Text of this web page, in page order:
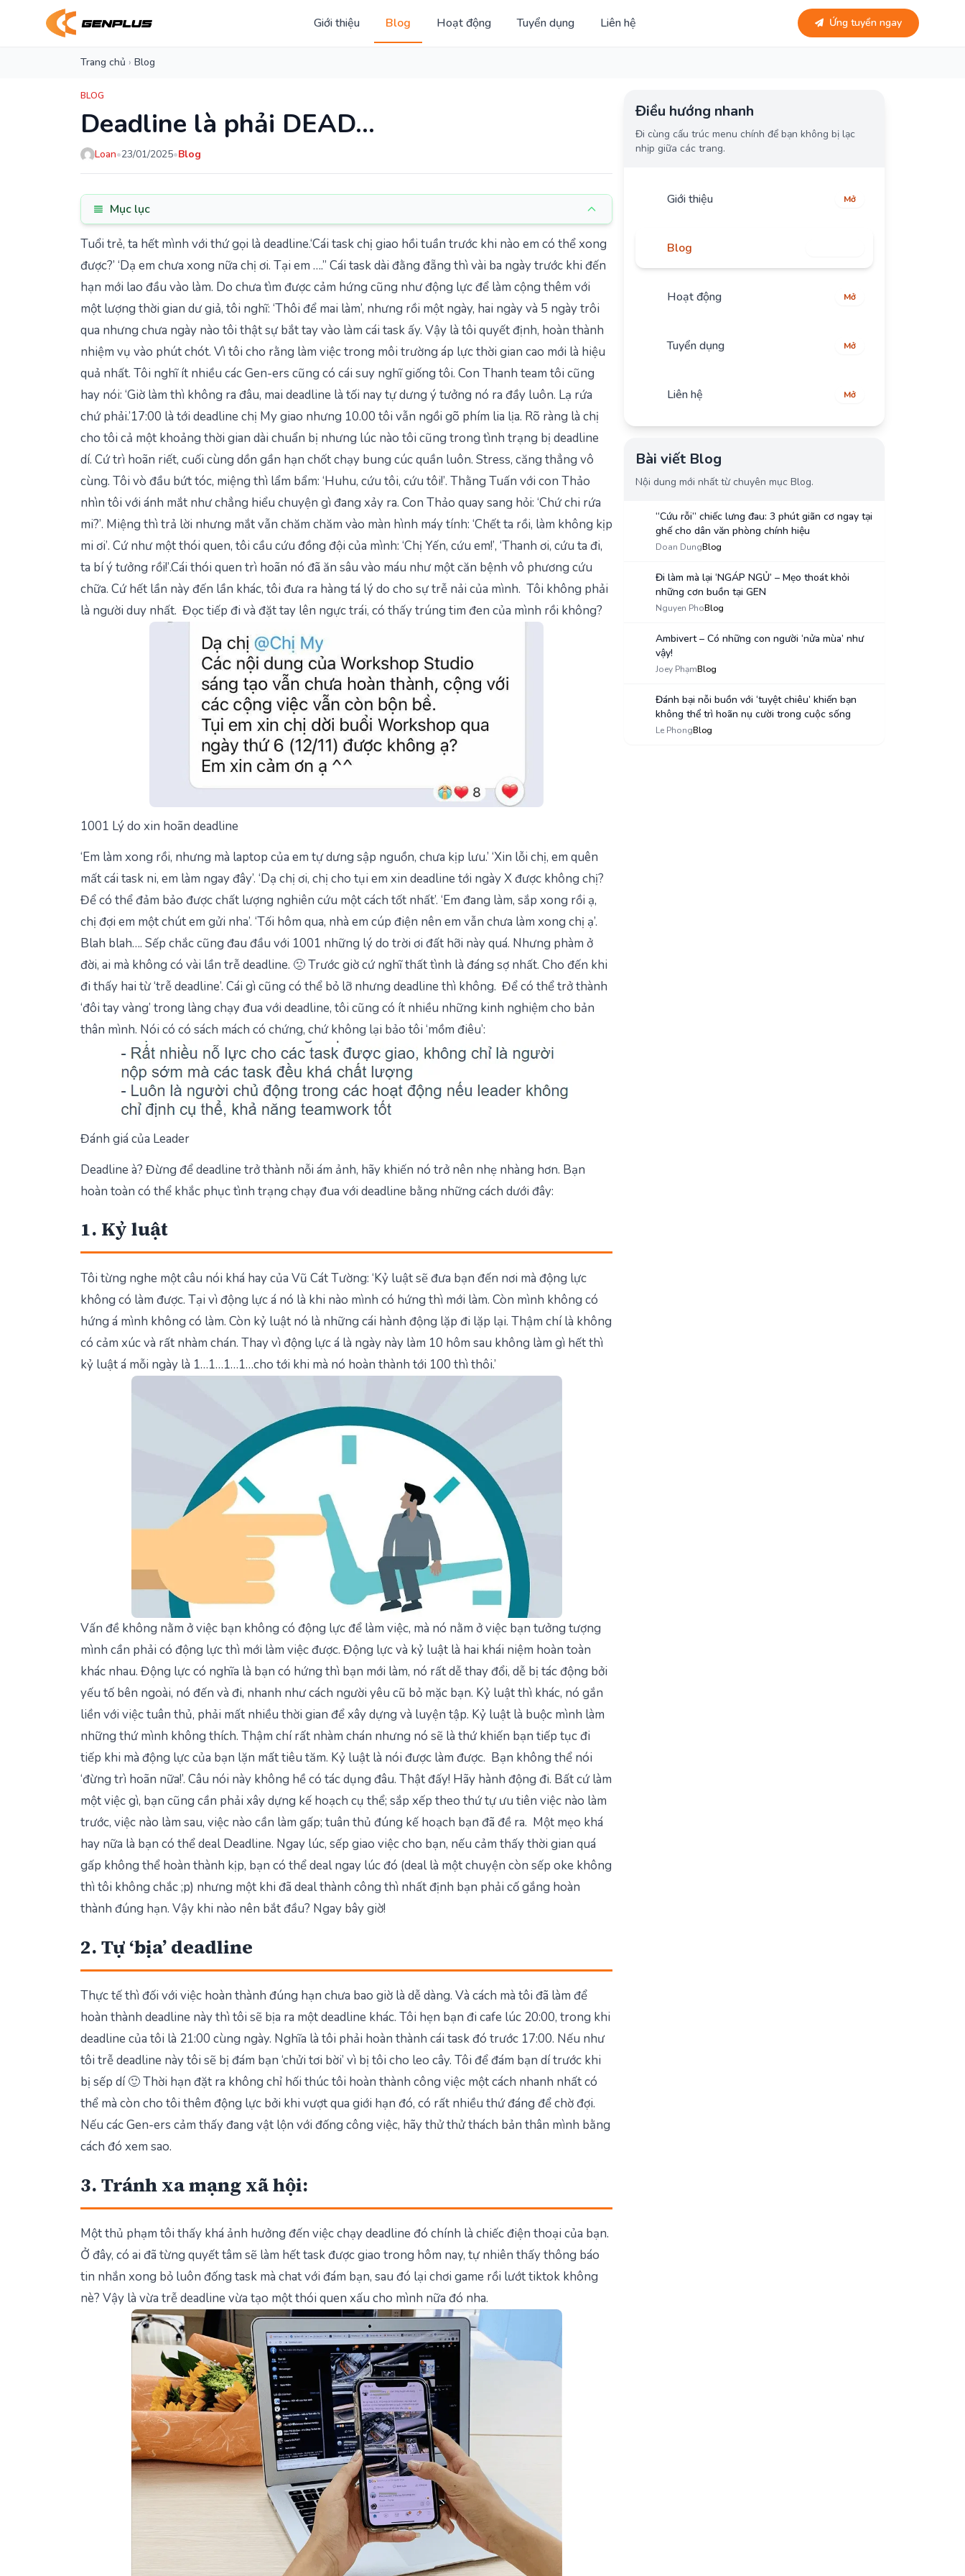
Giới thiệu Blog Hoạt động Tuyển dụng Liên hệ Ứng tuyển ngay
Trang chủ › Blog
BLOG
Deadline là phải DEAD…
Loan•23/01/2025•Blog
Mục lục
Tuổi trẻ, ta hết mình với thứ gọi là deadline.‘Cái task chị giao hồi tuần trước khi nào em có thể xong
được?’ ‘Dạ em chưa xong nữa chị ơi. Tại em ….” Cái task dài đằng đẵng thì vài ba ngày trước khi đến
hạn mới lao đầu vào làm. Do chưa tìm được cảm hứng cũng như động lực để làm cộng thêm với
một lượng thời gian dư giả, tôi nghĩ: ‘Thôi để mai làm’, nhưng rồi một ngày, hai ngày và 5 ngày trôi
qua nhưng chưa ngày nào tôi thật sự bắt tay vào làm cái task ấy. Vậy là tôi quyết định, hoàn thành
nhiệm vụ vào phút chót. Vì tôi cho rằng làm việc trong môi trường áp lực thời gian cao mới là hiệu
quả nhất. Tôi nghĩ ít nhiều các Gen-ers cũng có cái suy nghĩ giống tôi. Con Thanh team tôi cũng
hay nói: ‘Giờ làm thì không ra đâu, mai deadline là tối nay tự dưng ý tưởng nó ra đầy luôn. Lạ rứa
chứ phải.’17:00 là tới deadline chị My giao nhưng 10.00 tôi vẫn ngồi gõ phím lia lịa. Rõ ràng là chị
cho tôi cả một khoảng thời gian dài chuẩn bị nhưng lúc nào tôi cũng trong tình trạng bị deadline
dí. Cứ trì hoãn riết, cuối cùng dồn gần hạn chốt chạy bung cúc quần luôn. Stress, căng thẳng vô
cùng. Tôi vò đầu bứt tóc, miệng thì lẩm bẩm: ‘Huhu, cứu tôi, cứu tôi!’. Thằng Tuấn với con Thảo
nhìn tôi với ánh mắt như chẳng hiểu chuyện gì đang xảy ra. Con Thảo quay sang hỏi: ‘Chứ chi rứa
mi?’. Miệng thì trả lời nhưng mắt vẫn chăm chăm vào màn hình máy tính: ‘Chết ta rồi, làm không kịp
mi ơi’. Cứ như một thói quen, tôi cầu cứu đồng đội của mình: ‘Chị Yến, cứu em!’, ‘Thanh ơi, cứu ta đi,
ta bí ý tưởng rồi!’.Cái thói quen trì hoãn nó đã ăn sâu vào máu như một căn bệnh vô phương cứu
chữa. Cứ hết lần này đến lần khác, tôi đưa ra hàng tá lý do cho sự trễ nải của mình. Tôi không phải
là người duy nhất. Đọc tiếp đi và đặt tay lên ngực trái, có thấy trúng tim đen của mình rồi không?
1001 Lý do xin hoãn deadline
‘Em làm xong rồi, nhưng mà laptop của em tự dưng sập nguồn, chưa kịp lưu.’ ‘Xin lỗi chị, em quên
mất cái task ni, em làm ngay đây’. ‘Dạ chị ơi, chị cho tụi em xin deadline tới ngày X được không chị?
Để có thể đảm bảo được chất lượng nghiên cứu một cách tốt nhất’. ‘Em đang làm, sắp xong rồi ạ,
chị đợi em một chút em gửi nha’. ‘Tối hôm qua, nhà em cúp điện nên em vẫn chưa làm xong chị ạ’.
Blah blah…. Sếp chắc cũng đau đầu với 1001 những lý do trời ơi đất hỡi này quá. Nhưng phàm ở
đời, ai mà không có vài lần trễ deadline. 🙁 Trước giờ cứ nghĩ thất tình là đáng sợ nhất. Cho đến khi
đi thấy hai từ ‘trễ deadline’. Cái gì cũng có thể bỏ lỡ nhưng deadline thì không. Để có thể trở thành
‘đôi tay vàng’ trong làng chạy đua với deadline, tôi cũng có ít nhiều những kinh nghiệm cho bản
thân mình. Nói có có sách mách có chứng, chứ không lại bảo tôi ‘mồm điêu’:
Đánh giá của Leader
Deadline à? Đừng để deadline trở thành nỗi ám ảnh, hãy khiến nó trở nên nhẹ nhàng hơn. Bạn
hoàn toàn có thể khắc phục tình trạng chạy đua với deadline bằng những cách dưới đây:
1. Kỷ luật
Tôi từng nghe một câu nói khá hay của Vũ Cát Tường: ‘Kỷ luật sẽ đưa bạn đến nơi mà động lực
không có làm được. Tại vì động lực á nó là khi nào mình có hứng thì mới làm. Còn mình không có
hứng á mình không có làm. Còn kỷ luật nó là những cái hành động lặp đi lặp lại. Thậm chí là không
có cảm xúc và rất nhàm chán. Thay vì động lực á là ngày này làm 10 hôm sau không làm gì hết thì
kỷ luật á mỗi ngày là 1…1…1…1…cho tới khi mà nó hoàn thành tới 100 thì thôi.’
Vấn đề không nằm ở việc bạn không có động lực để làm việc, mà nó nằm ở việc bạn tưởng tượng
mình cần phải có động lực thì mới làm việc được. Động lực và kỷ luật là hai khái niệm hoàn toàn
khác nhau. Động lực có nghĩa là bạn có hứng thì bạn mới làm, nó rất dễ thay đổi, dễ bị tác động bởi
yếu tố bên ngoài, nó đến và đi, nhanh như cách người yêu cũ bỏ mặc bạn. Kỷ luật thì khác, nó gắn
liền với việc tuân thủ, phải mất nhiều thời gian để xây dựng và luyện tập. Kỷ luật là buộc mình làm
những thứ mình không thích. Thậm chí rất nhàm chán nhưng nó sẽ là thứ khiến bạn tiếp tục đi
tiếp khi mà động lực của bạn lặn mất tiêu tăm. Kỷ luật là nói được làm được. Bạn không thể nói
‘đừng trì hoãn nữa!’. Câu nói này không hề có tác dụng đâu. Thật đấy! Hãy hành động đi. Bất cứ làm
một việc gì, bạn cũng cần phải xây dựng kế hoạch cụ thể; sắp xếp theo thứ tự ưu tiên việc nào làm
trước, việc nào làm sau, việc nào cần làm gấp; tuân thủ đúng kế hoạch bạn đã đề ra. Một mẹo khá
hay nữa là bạn có thể deal Deadline. Ngay lúc, sếp giao việc cho bạn, nếu cảm thấy thời gian quá
gấp không thể hoàn thành kịp, bạn có thể deal ngay lúc đó (deal là một chuyện còn sếp oke không
thì tôi không chắc ;p) nhưng một khi đã deal thành công thì nhất định bạn phải cố gắng hoàn
thành đúng hạn. Vậy khi nào nên bắt đầu? Ngay bây giờ!
2. Tự ‘bịa’ deadline
Thực tế thì đối với việc hoàn thành đúng hạn chưa bao giờ là dễ dàng. Và cách mà tôi đã làm để
hoàn thành deadline này thì tôi sẽ bịa ra một deadline khác. Tôi hẹn bạn đi cafe lúc 20:00, trong khi
deadline của tôi là 21:00 cùng ngày. Nghĩa là tôi phải hoàn thành cái task đó trước 17:00. Nếu như
tôi trễ deadline này tôi sẽ bị đám bạn ‘chửi tơi bời’ vì bị tôi cho leo cây. Tôi để đám bạn dí trước khi
bị sếp dí 🙂 Thời hạn đặt ra không chỉ hối thúc tôi hoàn thành công việc một cách nhanh nhất có
thể mà còn cho tôi thêm động lực bởi khi vượt qua giới hạn đó, có rất nhiều thứ đáng để chờ đợi.
Nếu các Gen-ers cảm thấy đang vật lộn với đống công việc, hãy thử thử thách bản thân mình bằng
cách đó xem sao.
3. Tránh xa mạng xã hội:
Một thủ phạm tôi thấy khá ảnh hưởng đến việc chạy deadline đó chính là chiếc điện thoại của bạn.
Ở đây, có ai đã từng quyết tâm sẽ làm hết task được giao trong hôm nay, tự nhiên thấy thông báo
tin nhắn xong bỏ luôn đống task mà chat với đám bạn, sau đó lại chơi game rồi lướt tiktok không
nè? Vậy là vừa trễ deadline vừa tạo một thói quen xấu cho mình nữa đó nha.
Điều hướng nhanh
Đi cùng cấu trúc menu chính để bạn không bị lạc
nhịp giữa các trang.
Giới thiệu Mở
Blog
Hoạt động Mở
Tuyển dụng Mở
Liên hệ Mở
Bài viết Blog
Nội dung mới nhất từ chuyên mục Blog.
“Cứu rỗi” chiếc lưng đau: 3 phút giãn cơ ngay tại
ghế cho dân văn phòng chính hiệu
Doan DungBlog
Đi làm mà lại ‘NGÁP NGỦ’ – Mẹo thoát khỏi
những cơn buồn tại GEN
Nguyen PhoBlog
Ambivert – Có những con người ‘nửa mùa’ như
vậy!
Joey PhạmBlog
Đánh bại nỗi buồn với ‘tuyệt chiêu’ khiến bạn
không thể trì hoãn nụ cười trong cuộc sống
Le PhongBlog